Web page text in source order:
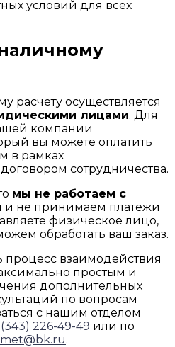
условий для всех
расчету осуществляется
лицами. Для
компании
вы можете оплатить
в рамках
сотрудничества.
мы не работаем с
и не принимаем платежи
физическое лицо,
обработать ваш заказ.
взаимодействия
простым и
дополнительных
по вопросам
с нашим отделом
226-49-49 или по
.